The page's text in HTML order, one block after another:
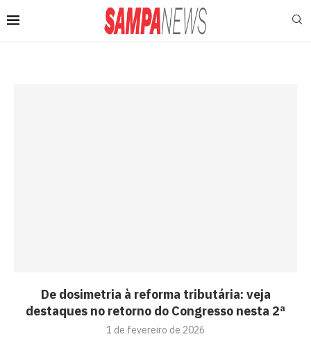
De dosimetria à reforma tributária: veja
destaques no retorno do Congresso nesta 2ª
1 de fevereiro de 2026